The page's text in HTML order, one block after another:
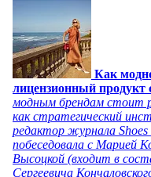
Как
лицензионный продукт
модным брендам стоит
как стратегический
редактор журнала
побеседовала с Марией
Высоцкой (входит в
Сергеевича